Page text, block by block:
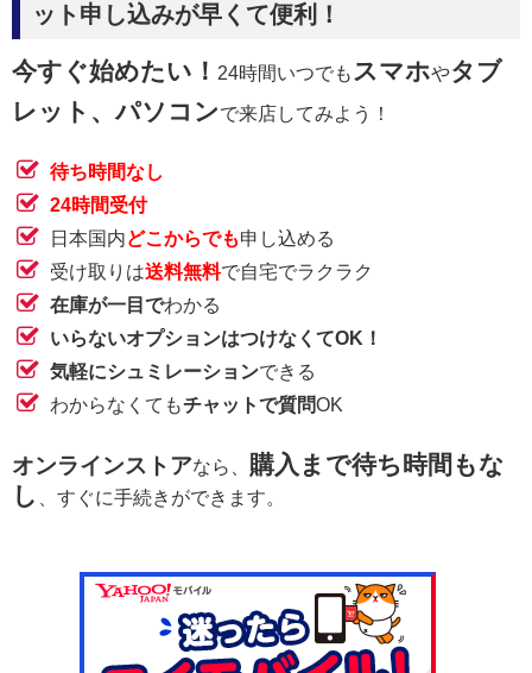
ット申し込みが早くて便利！
今すぐ始めたい！ 24時間いつでもスマホやタブ
レット、パソコンで来店してみよう！
待ち時間なし
24時間受付
日本国内どこからでも申し込める
受け取りは送料無料で自宅でラクラク
在庫が一目でわかる
いらないオプションはつけなくてOK！
気軽にシュミレーションできる
わからなくてもチャットで質問OK
オンラインストアなら、 購入まで待ち時間もな
し 、すぐに手続きができます。